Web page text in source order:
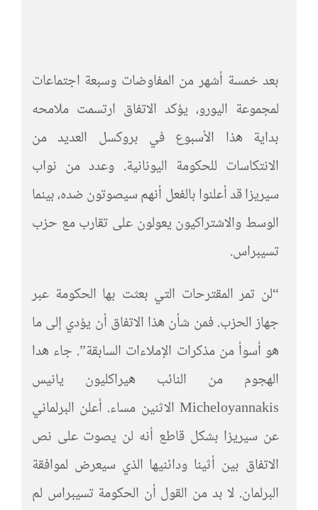
بعد خمسة أشهر من المفاوضات وسبعة اجتماعات
لمجموعة اليورو، يؤكد الاتفاق ارتسمت ملامحه
بداية هذا الأسبوع في بروكسل العديد من
الانتكاسات للحكومة اليونانية. وعدد من نواب
سيريزا قد أعلنوا بالفعل أنهم سيصوتون ضده، بينما
الوسط والاشتراكيون يعولون على تقارب مع حزب
تسيبراس.
“لن تمر المقترحات التي بعثت بها الحكومة عبر
جهاز الحزب. فمن شأن هذا الاتفاق أن يؤدي إلى ما
هو أسوأ من مذكرات الإملاءات السابقة”. جاء هدا
الهجوم من النائب هيراكليون يانيس
Micheloyannakis الاثنين مساء. أعلن البرلماني
عن سيريزا بشكل قاطع أنه لن يصوت على نص
الاتفاق بين أثينا ودائنيها الذي سيعرض لموافقة
البرلمان. لا بد من القول أن الحكومة تسيبراس لم